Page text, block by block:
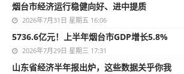
烟台市经济运行稳健向好、进中提质
2026年7月31日 星期五 16:06
5736.6亿元！上半年烟台市GDP增长5.8%
2026年7月29日 星期三 17:31
山东省经济半年报出炉，这些数据关乎你我